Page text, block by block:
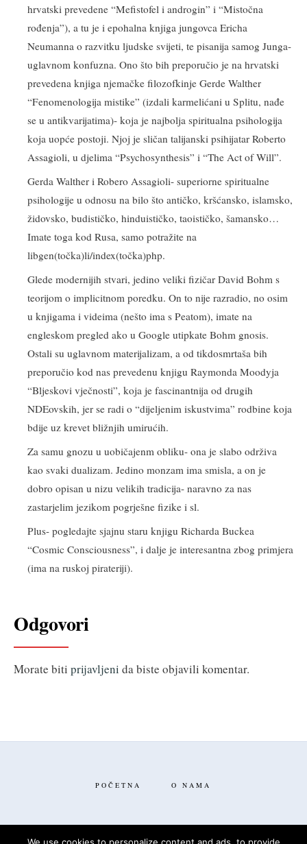
hrvatski prevedene “Mefistofel i androgin” i “Mistočna
rođenja”), a tu je i epohalna knjiga jungovca Ericha
Neumanna o razvitku ljudske svijeti, te pisanija samog Junga-
uglavnom konfuzna. Ono što bih preporučio je na hrvatski
prevedena knjiga njemačke filozofkinje Gerde Walther
“Fenomenologija mistike” (izdali karmelićani u Splitu, nađe
se u antikvarijatima)- koja je najbolja spiritualna psihologija
koja uopće postoji. Njoj je sličan talijanski psihijatar Roberto
Assagioli, u djelima “Psychosynthesis” i “The Act of Will”.
Gerda Walther i Robero Assagioli- superiorne spiritualne
psihologije u odnosu na bilo što antičko, kršćansko, islamsko,
židovsko, budističko, hinduističko, taoističko, šamansko…
Imate toga kod Rusa, samo potražite na
libgen(točka)li/index(točka)php.
Glede modernijih stvari, jedino veliki fizičar David Bohm s
teorijom o implicitnom poredku. On to nije razradio, no osim
u knjigama i videima (nešto ima s Peatom), imate na
engleskom pregled ako u Google utipkate Bohm gnosis.
Ostali su uglavnom materijalizam, a od tikdosmrtaša bih
preporučio kod nas prevedenu knjigu Raymonda Moodyja
“Bljeskovi vječnosti”, koja je fascinantnija od drugih
NDEovskih, jer se radi o “dijeljenim iskustvima” rodbine koja
bdije uz krevet bližnjih umirućih.
Za samu gnozu u uobičajenm obliku- ona je slabo održiva
kao svaki dualizam. Jedino monzam ima smisla, a on je
dobro opisan u nizu velikih tradicija- naravno za nas
zastarjelim jezikom pogrješne fizike i sl.
Plus- pogledajte sjajnu staru knjigu Richarda Buckea
“Cosmic Consciousness”, i dalje je interesantna zbog primjera
(ima na ruskoj pirateriji).
Odgovori
Morate biti prijavljeni da biste objavili komentar.
POČETNA O NAMA